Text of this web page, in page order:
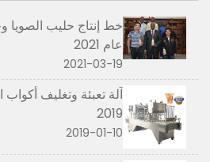
خط إنتاج حليب الصويا
عام 2021
2021-03-19
آلة تعبئة وتغليف أكواب
2019
2019-01-10